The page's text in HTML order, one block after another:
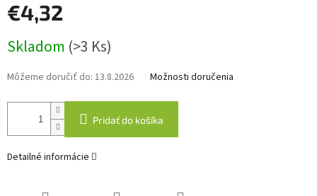
€4,32
cena:
Skladom (>3 Ks)
Môžeme doručiť do: 13.8.2026 Možnosti doručenia
Pridať do košíka
Detailné informácie